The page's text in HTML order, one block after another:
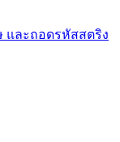
และถอดรหัสสตริง